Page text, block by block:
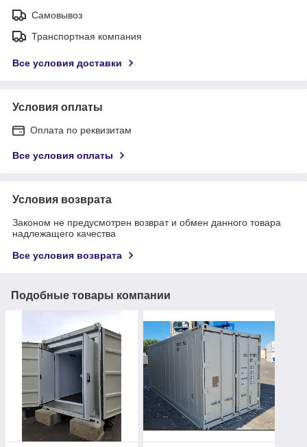
Самовывоз
Транспортная компания
Все условия доставки
Условия оплаты
Оплата по реквизитам
Все условия оплаты
Условия возврата
Законом не предусмотрен возврат и обмен данного товара
надлежащего качества
Все условия возврата
Подобные товары компании